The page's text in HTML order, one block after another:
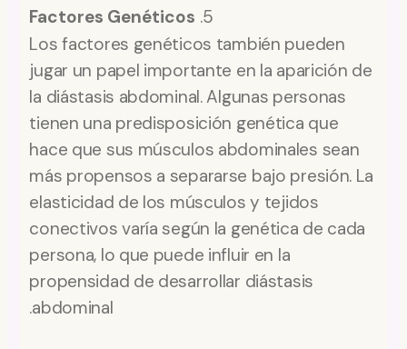
5.
Factores Genéticos
Los factores genéticos también pueden
jugar un papel importante en la aparición de
la diástasis abdominal. Algunas personas
tienen una predisposición genética que
hace que sus músculos abdominales sean
más propensos a separarse bajo presión. La
elasticidad de los músculos y tejidos
conectivos varía según la genética de cada
persona, lo que puede influir en la
propensidad de desarrollar diástasis
abdominal.